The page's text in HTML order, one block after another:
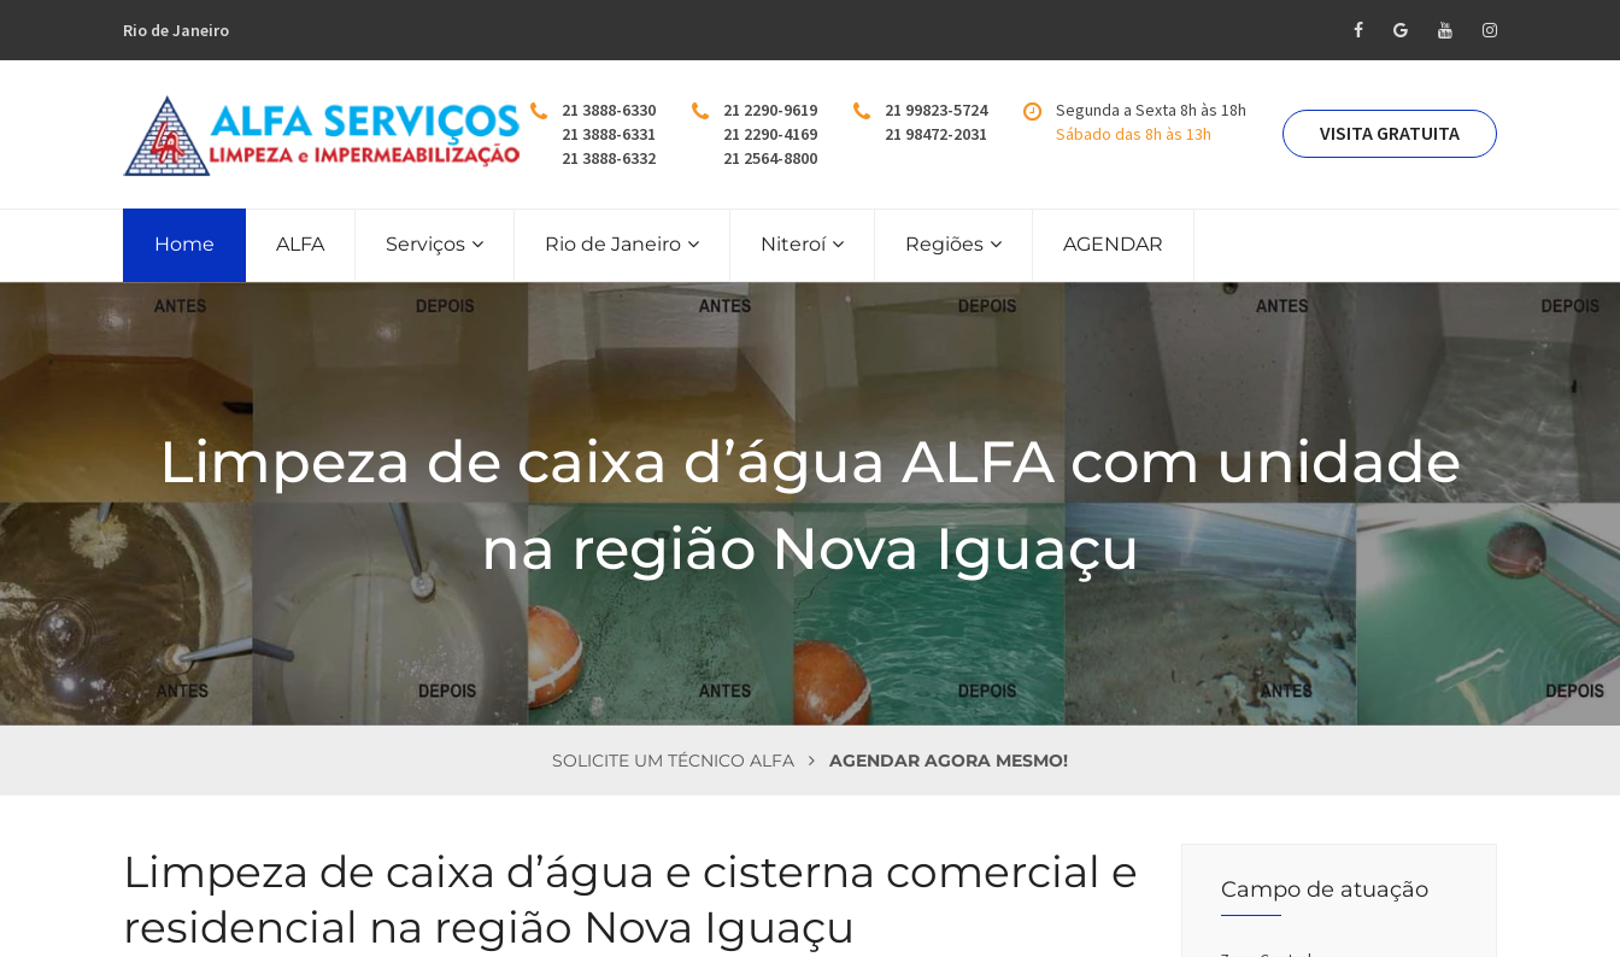
Rio de Janeiro
21 3888-6330
21 3888-6331
21 3888-6332
21 2290-9619
21 2290-4169
21 2564-8800
21 99823-5724
21 98472-2031
Segunda a Sexta 8h às 18h
Sábado das 8h às 13h
VISITA GRATUITA
Home ALFA Serviços Rio de Janeiro Niteroí Regiões AGENDAR
Limpeza de caixa d’água ALFA com unidade
na região Nova Iguaçu
SOLICITE UM TÉCNICO ALFA AGENDAR AGORA MESMO!
Campo de atuação
Limpeza de caixa d’água e cisterna comercial e
residencial na região Nova Iguaçu